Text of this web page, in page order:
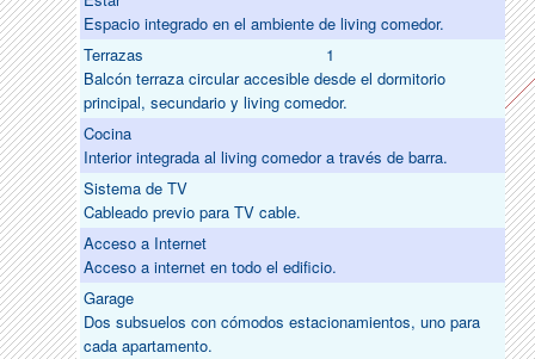
Espacio integrado en el ambiente de living comedor.
Terrazas
1
Balcón terraza circular accesible desde el dormitorio
principal, secundario y living comedor.
Cocina
Interior integrada al living comedor a través de barra.
Sistema de TV
Cableado previo para TV cable.
Acceso a Internet
Acceso a internet en todo el edificio.
Garage
Dos subsuelos con cómodos estacionamientos, uno para
cada apartamento.